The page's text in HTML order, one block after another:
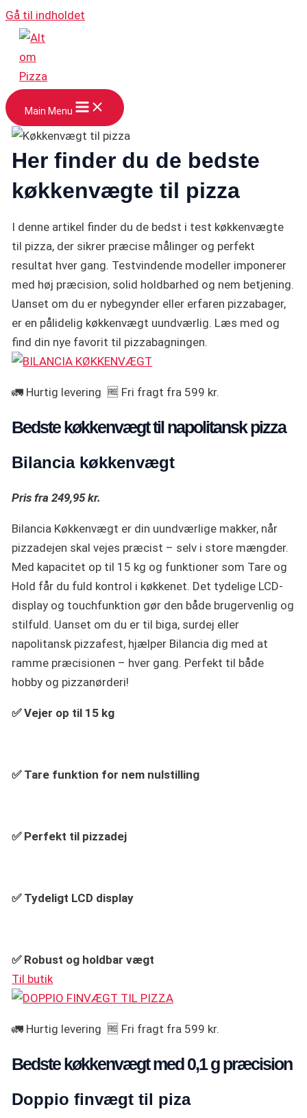
Gå til indholdet
Main Menu
Her finder du de bedste
køkkenvægte til pizza
I denne artikel finder du de bedst i test køkkenvægte
til pizza, der sikrer præcise målinger og perfekt
resultat hver gang. Testvindende modeller imponerer
med høj præcision, solid holdbarhed og nem betjening.
Uanset om du er nybegynder eller erfaren pizzabager,
er en pålidelig køkkenvægt uundværlig. Læs med og
find din nye favorit til pizzabagningen.
🚛 Hurtig levering 🆓 Fri fragt fra 599 kr.
Bedste køkkenvægt til napolitansk pizza
Bilancia køkkenvægt
Pris fra 249,95 kr.
Bilancia Køkkenvægt er din uundværlige makker, når
pizzadejen skal vejes præcist – selv i store mængder.
Med kapacitet op til 15 kg og funktioner som Tare og
Hold får du fuld kontrol i køkkenet. Det tydelige LCD-
display og touchfunktion gør den både brugervenlig og
stilfuld. Uanset om du er til biga, surdej eller
napolitansk pizzafest, hjælper Bilancia dig med at
ramme præcisionen – hver gang. Perfekt til både
hobby og pizzanørderi!
✅ Vejer op til 15 kg
✅ Tare funktion for nem nulstilling
✅ Perfekt til pizzadej
✅ Tydeligt LCD display
✅ Robust og holdbar vægt
Til butik
🚛 Hurtig levering 🆓 Fri fragt fra 599 kr.
Bedste køkkenvægt med 0,1 g præcision
Doppio finvægt til piza